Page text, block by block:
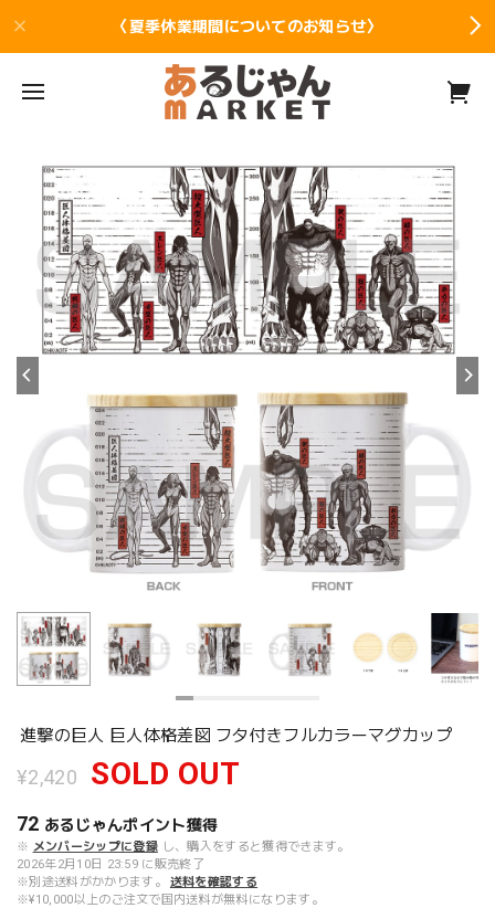
〈夏季休業期間についてのお知らせ〉
進撃の巨人 巨人体格差図 フタ付きフルカラーマグカップ
¥2,420 SOLD OUT
72 あるじゃんポイント獲得
※ メンバーシップに登録 し、購入をすると獲得できます。
2026年2月10日 23:59 に販売終了
※別途送料がかかります。
送料を確認する
※¥10,000以上のご注文で国内送料が無料になります。